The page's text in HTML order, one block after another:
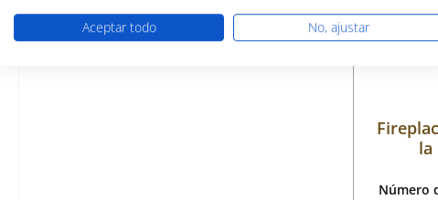
la
Número
Aceptar todo No, ajustar